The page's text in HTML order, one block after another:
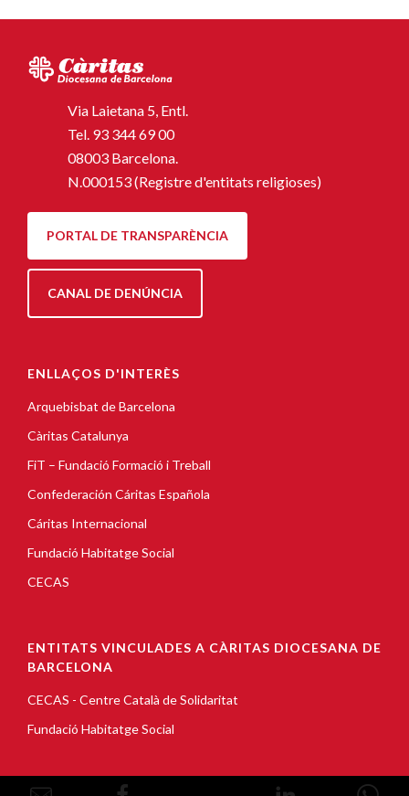
Via Laietana 5, Entl.
Tel. 93 344 69 00
08003 Barcelona.
N.000153 (Registre d'entitats religioses)
PORTAL DE TRANSPARÈNCIA
CANAL DE DENÚNCIA
ENLLAÇOS D'INTERÈS
Arquebisbat de Barcelona
Càritas Catalunya
FiT – Fundació Formació i Treball
Confederación Cáritas Española
Cáritas Internacional
Fundació Habitatge Social
CECAS
ENTITATS VINCULADES A CÀRITAS DIOCESANA DE
BARCELONA
CECAS - Centre Català de Solidaritat
Fundació Habitatge Social